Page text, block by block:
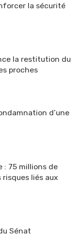
la sécurité
la restitution du
proches
d’une
75 millions de
liés aux
Sénat